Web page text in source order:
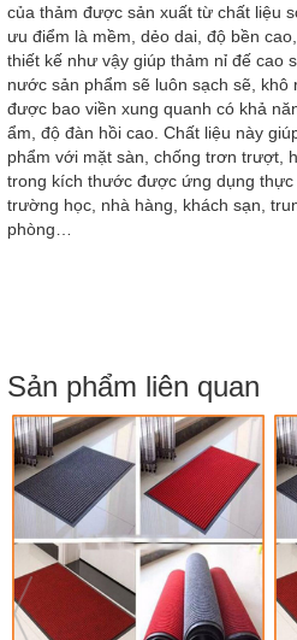
của thảm được sản xuất từ chất liệu
ưu điểm là mềm, dẻo dai, độ bền
thiết kế như vậy giúp thảm nỉ đế cao
nước sản phẩm sẽ luôn sạch sẽ, khô
được bao viền xung quanh có khả
ẩm, độ đàn hồi cao. Chất liệu này
phẩm với mặt sàn, chống trơn trượt,
trong kích thước được ứng dụng thực
trường học, nhà hàng, khách sạn,
phòng…
Sản phẩm liên quan